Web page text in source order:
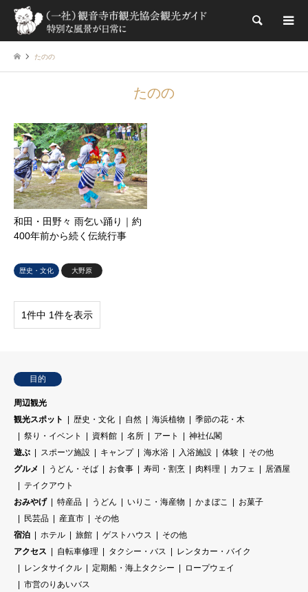
検索
たのの
たのの
和田・田野々 雨乞い踊り｜約
400年前から続く伝統行事
歴史・文化 大野原
1件中 1件を表示
目的
周辺観光
観光スポット
歴史・文化 自然 海浜植物
季節の花・木
祭り・イベント
資料館 名所 アート
神社仏閣
遊ぶ
スポーツ施設 キャンプ 海水浴 入浴施設 体験
その他
グルメ
うどん・そば お食事 寿司・割烹 肉料理 カフェ
居酒屋
テイクアウト
おみやげ
特産品 うどん いりこ・海産物 かまぼこ
お菓子
民芸品
産直市
その他
宿泊
ホテル 旅館 ゲストハウス
その他
アクセス
自転車修理 タクシー・バス
レンタカー・バイク
レンタサイクル
定期船・海上タクシー
ロープウェイ
市営のりあいバス